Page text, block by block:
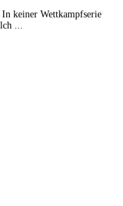
keiner Wettkampfserie
...